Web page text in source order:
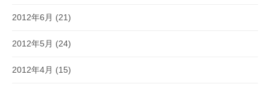
2012年6月 (21)
2012年5月 (24)
2012年4月 (15)